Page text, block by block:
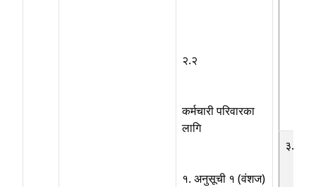
२.२
कर्मचारी परिवारका
लागि
१. अनुसूची १ (वंशज)
३.२